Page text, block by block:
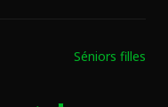
Séniors filles